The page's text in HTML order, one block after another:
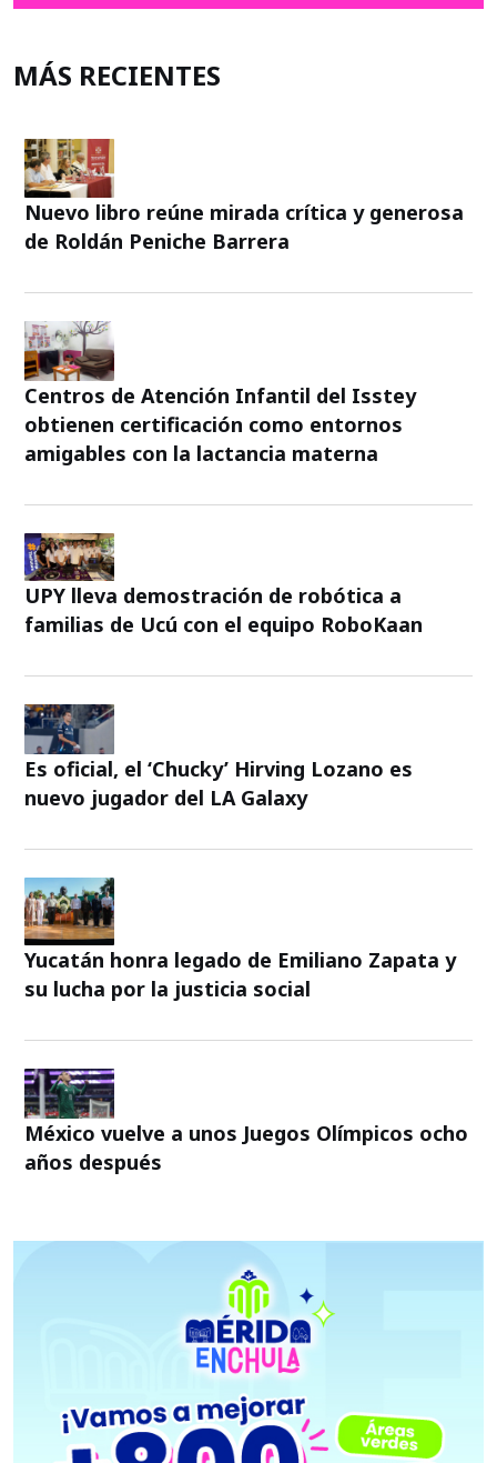
MÁS RECIENTES
Nuevo libro reúne mirada crítica y generosa
de Roldán Peniche Barrera
Centros de Atención Infantil del Isstey
obtienen certificación como entornos
amigables con la lactancia materna
UPY lleva demostración de robótica a
familias de Ucú con el equipo RoboKaan
Es oficial, el ‘Chucky’ Hirving Lozano es
nuevo jugador del LA Galaxy
Yucatán honra legado de Emiliano Zapata y
su lucha por la justicia social
México vuelve a unos Juegos Olímpicos ocho
años después